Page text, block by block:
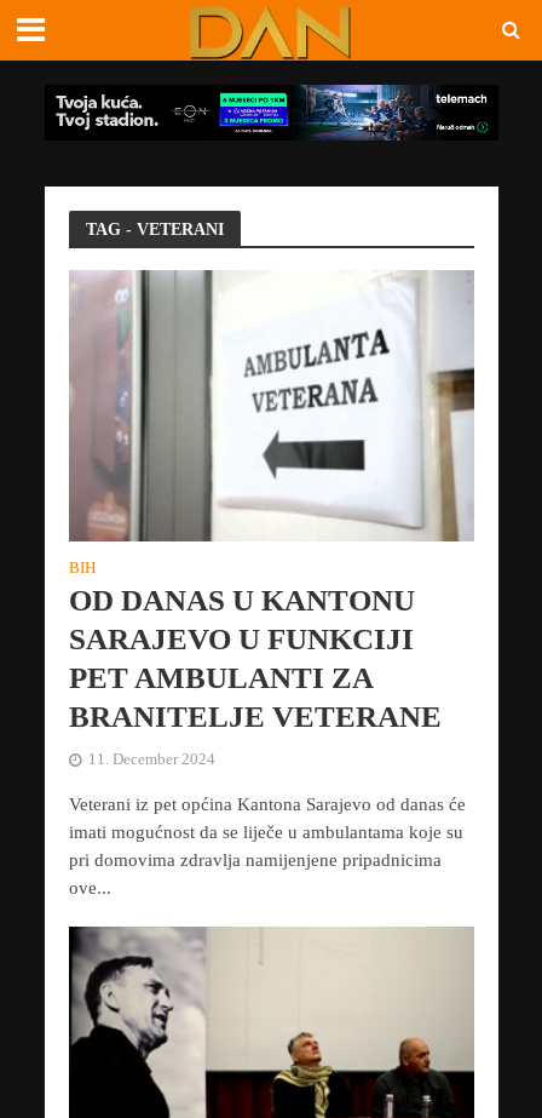
TAG - VETERANI
BIH
OD DANAS U KANTONU
SARAJEVO U FUNKCIJI
PET AMBULANTI ZA
BRANITELJE VETERANE
11. December 2024
Veterani iz pet općina Kantona Sarajevo od danas će
imati mogućnost da se liječe u ambulantama koje su
pri domovima zdravlja namijenjene pripadnicima
ove...